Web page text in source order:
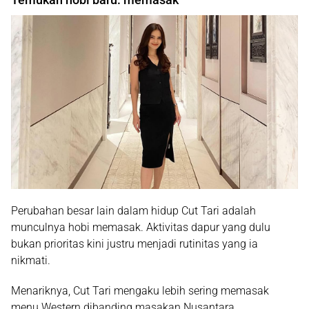
Perubahan besar lain dalam hidup Cut Tari adalah
munculnya hobi memasak. Aktivitas dapur yang dulu
bukan prioritas kini justru menjadi rutinitas yang ia
nikmati.
Menariknya, Cut Tari mengaku lebih sering memasak